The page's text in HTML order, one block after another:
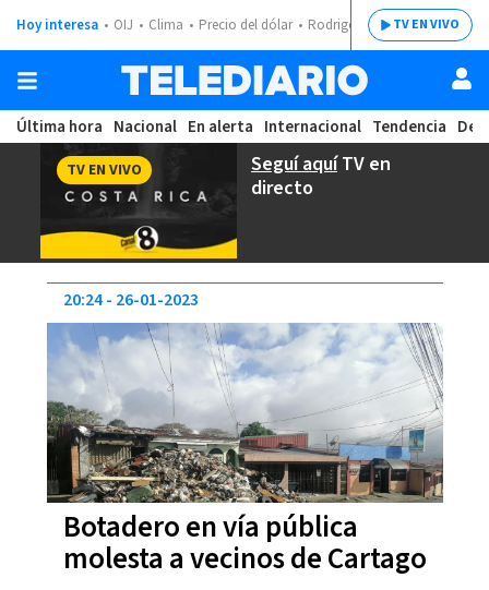
Hoy interesa OIJ Clima Precio del dólar Rodrigo ChavesTV EN VIVO
Última hora Nacional En alerta Internacional Tendencia
Seguí aquíTV en
directo
TV EN VIVO
Botadero en vía pública
molesta a vecinos de Cartago
20:24 26-01-2023